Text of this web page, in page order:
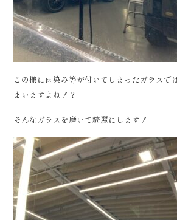
この様に雨染み等が付いてしまったガラスで
まいますよね！？
そんなガラスを磨いて綺麗にします！